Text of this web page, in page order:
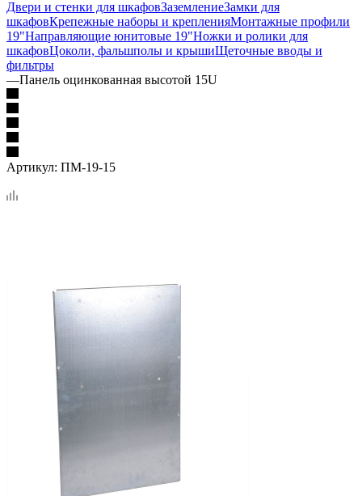
Двери и стенки для шкафовЗаземлениеЗамки для
шкафовКрепежные наборы и крепленияМонтажные профили
19"Направляющие юнитовые 19"Ножки и ролики для
шкафовЦоколи, фальшполы и крышиЩеточные вводы и
фильтры
—Панель оцинкованная высотой 15U
Артикул: ПМ-19-15